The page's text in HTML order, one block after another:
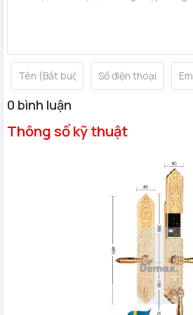
Chức năng cập nhật thông tin
Nhắc nhở pin yếu
Số vân tay: 100
Số thẻ từ(cài đặt, sử dụng): 100
Chìa khóa chống sao chép: 2
Cơ chế đóng mở: Động cơ DC siêu nhỏ
Nhiệt độ làm việc: -20 độ C ~ 70 độ C
Độ ẩm tương đối: 20% ~ 95%
Màu hoàn thiện: Vàng 24K
0 bình luận
Thông số kỹ thuật